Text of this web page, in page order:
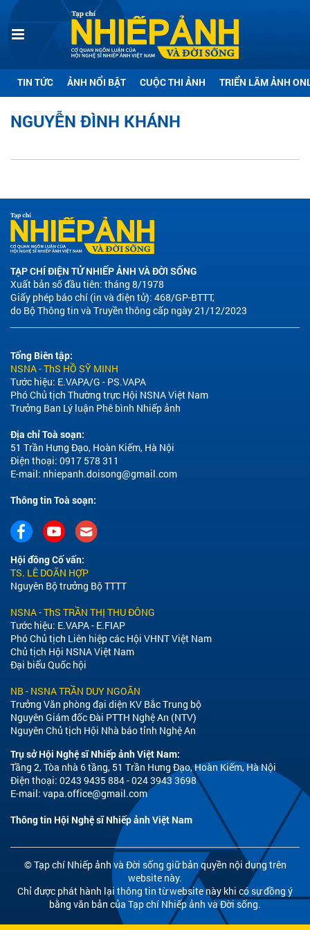
TIN TỨC ẢNH NỔI BẬT CUỘC THI ẢNH TRIỂN LÃM ẢNH
NGUYỄN ĐÌNH KHÁNH
TẠP CHÍ ĐIỆN TỬ NHIẾP ẢNH VÀ ĐỜI SỐNG
Xuất bản số đầu tiên: tháng 8/1978
Giấy phép báo chí (in và điện tử): 468/GP-BTTT,
do Bộ Thông tin và Truyền thông cấp ngày 21/12/2023
Tổng Biên tập:
NSNA - ThS HỒ SỸ MINH
Tước hiệu: E.VAPA/G - PS.VAPA
Phó Chủ tịch Thường trực Hội NSNA Việt Nam
Trưởng Ban Lý luận Phê bình Nhiếp ảnh
Địa chỉ Toà soạn:
51 Trần Hưng Đạo, Hoàn Kiếm, Hà Nội
Điện thoại: 0917 578 311
E-mail: nhiepanh.doisong@gmail.com
Thông tin Toà soạn:
Hội đồng Cố vấn:
TS. LÊ DOÃN HỢP
Nguyên Bộ trưởng Bộ TTTT
NSNA - ThS TRẦN THỊ THU ĐÔNG
Tước hiệu: E.VAPA - E.FIAP
Phó Chủ tịch Liên hiệp các Hội VHNT Việt Nam
Chủ tịch Hội NSNA Việt Nam
Đại biểu Quốc hội
NB - NSNA TRẦN DUY NGOÃN
Trưởng Văn phòng đại diện KV Bắc Trung bộ
Nguyên Giám đốc Đài PTTH Nghệ An (NTV)
Nguyên Chủ tịch Hội Nhà báo tỉnh Nghệ An
Trụ sở Hội Nghệ sĩ Nhiếp ảnh Việt Nam:
Tầng 2, Tòa nhà 6 tầng, 51 Trần Hưng Đạo, Hoàn Kiếm, Hà Nội
Điện thoại: 0243 9435 884 - 024 3943 3698
E-mail: vapa.office@gmail.com
Thông tin Hội Nghệ sĩ Nhiếp ảnh Việt Nam
© Tạp chí Nhiếp ảnh và Đời sống giữ bản quyền nội dung trên
website này.
Chỉ được phát hành lại thông tin từ website này khi có sự đồng ý
bằng văn bản của Tạp chí Nhiếp ảnh và Đời sống.